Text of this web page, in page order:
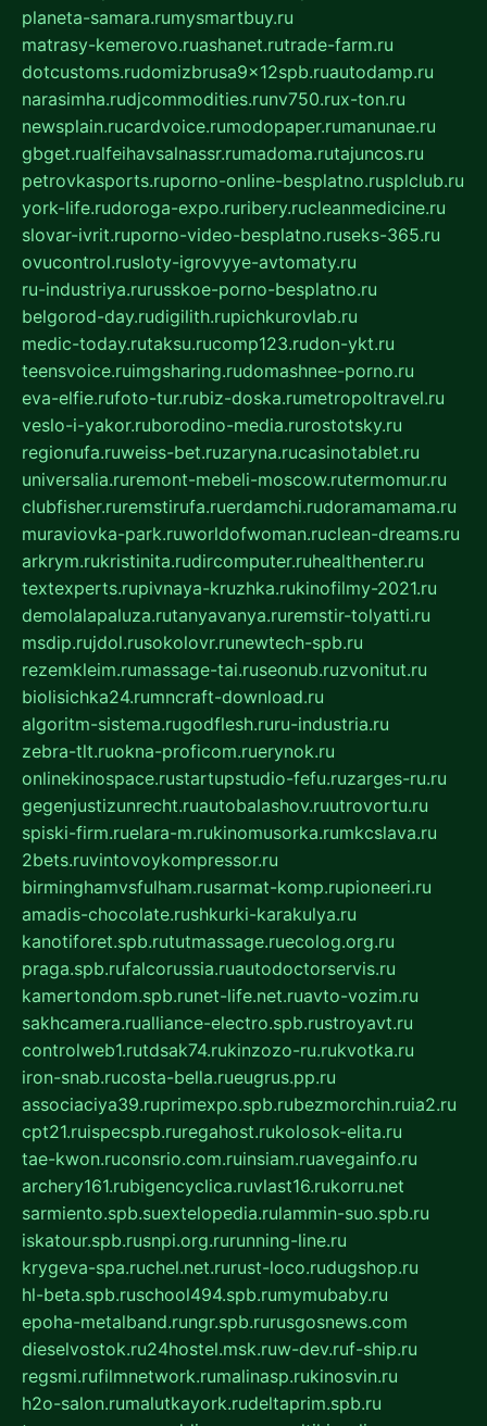
planeta-samara.rumysmartbuy.ru
matrasy-kemerovo.ruashanet.rutrade-farm.ru
dotcustoms.rudomizbrusa9x12spb.ruautodamp.ru
narasimha.rudjcommodities.runv750.rux-ton.ru
newsplain.rucardvoice.rumodopaper.rumanunae.ru
gbget.rualfeihavsalnassr.rumadoma.rutajuncos.ru
petrovkasports.ruporno-online-besplatno.rusplclub.ru
york-life.rudoroga-expo.ruribery.rucleanmedicine.ru
slovar-ivrit.ruporno-video-besplatno.ruseks-365.ru
ovucontrol.rusloty-igrovyye-avtomaty.ru
ru-industriya.rurusskoe-porno-besplatno.ru
belgorod-day.rudigilith.rupichkurovlab.ru
medic-today.rutaksu.rucomp123.rudon-ykt.ru
teensvoice.ruimgsharing.rudomashnee-porno.ru
eva-elfie.rufoto-tur.rubiz-doska.rumetropoltravel.ru
veslo-i-yakor.ruborodino-media.rurostotsky.ru
regionufa.ruweiss-bet.ruzaryna.rucasinotablet.ru
universalia.ruremont-mebeli-moscow.rutermomur.ru
clubfisher.ruremstirufa.ruerdamchi.rudoramamama.ru
muraviovka-park.ruworldofwoman.ruclean-dreams.ru
arkrym.rukristinita.rudircomputer.ruhealthenter.ru
textexperts.rupivnaya-kruzhka.rukinofilmy-2021.ru
demolalapaluza.rutanyavanya.ruremstir-tolyatti.ru
msdip.rujdol.rusokolovr.runewtech-spb.ru
rezemkleim.rumassage-tai.ruseonub.ruzvonitut.ru
biolisichka24.rumncraft-download.ru
algoritm-sistema.rugodflesh.ruru-industria.ru
zebra-tlt.ruokna-proficom.ruerynok.ru
onlinekinospace.rustartupstudio-fefu.ruzarges-ru.ru
gegenjustizunrecht.ruautobalashov.ruutrovortu.ru
spiski-firm.ruelara-m.rukinomusorka.rumkcslava.ru
2bets.ruvintovoykompressor.ru
birminghamvsfulham.rusarmat-komp.rupioneeri.ru
amadis-chocolate.rushkurki-karakulya.ru
kanotiforet.spb.rututmassage.ruecolog.org.ru
praga.spb.rufalcorussia.ruautodoctorservis.ru
kamertondom.spb.runet-life.net.ruavto-vozim.ru
sakhcamera.rualliance-electro.spb.rustroyavt.ru
controlweb1.rutdsak74.rukinzozo-ru.rukvotka.ru
iron-snab.rucosta-bella.rueugrus.pp.ru
associaciya39.ruprimexpo.spb.rubezmorchin.ruia2.ru
cpt21.ruispecspb.ruregahost.rukolosok-elita.ru
tae-kwon.ruconsrio.com.ruinsiam.ruavegainfo.ru
archery161.rubigencyclica.ruvlast16.rukorru.net
sarmiento.spb.suextelopedia.rulammin-suo.spb.ru
iskatour.spb.rusnpi.org.rurunning-line.ru
krygeva-spa.ruchel.net.rurust-loco.rudugshop.ru
hl-beta.spb.ruschool494.spb.rumymubaby.ru
epoha-metalband.rungr.spb.rurusgosnews.com
dieselvostok.ru24hostel.msk.ruw-dev.ruf-ship.ru
regsmi.rufilmnetwork.rumalinasp.rukinosvin.ru
h2o-salon.rumalutkayork.rudeltaprim.spb.ru